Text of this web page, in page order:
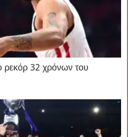
ρεκόρ 32 χρόνων του